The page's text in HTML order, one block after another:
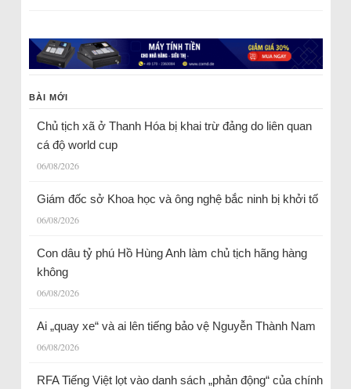
BÀI MỚI
Chủ tịch xã ở Thanh Hóa bị khai trừ đảng do liên quan
cá độ world cup
06/08/2026
Giám đốc sở Khoa học và ông nghệ bắc ninh bị khởi tố
06/08/2026
Con dâu tỷ phú Hồ Hùng Anh làm chủ tịch hãng hàng
không
06/08/2026
Ai „quay xe“ và ai lên tiếng bảo vệ Nguyễn Thành Nam
06/08/2026
RFA Tiếng Việt lọt vào danh sách „phản động“ của chính